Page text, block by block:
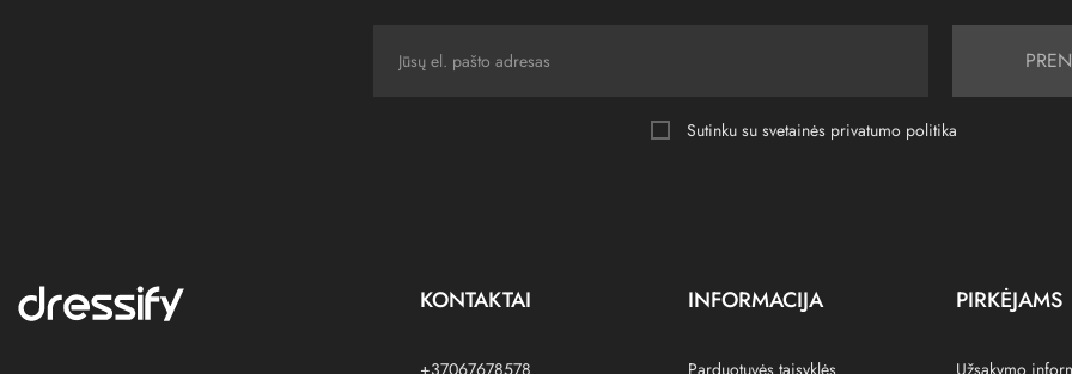
Sutinku su svetainės privatumo politika
KONTAKTAI
+37067678578
INFORMACIJA
Parduotuvės taisyklės
PIRKĖJAMS
Užsakymo